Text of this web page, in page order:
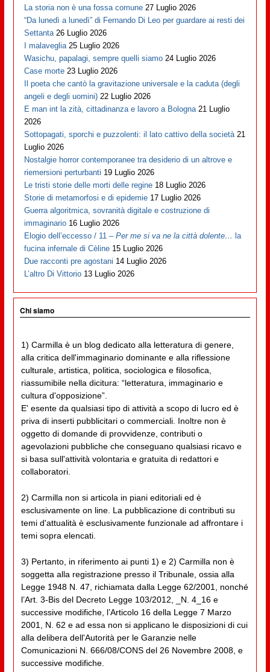
La storia non è una fossa comune 27 Luglio 2026
“Da lunedì a lunedì” di Fernando Di Leo per guardare ai resti dei
Settanta 26 Luglio 2026
I malaveglia 25 Luglio 2026
Wasichu, papalagi, sempre quelli siamo 24 Luglio 2026
Case morte 23 Luglio 2026
Il poeta che cantò la gravitazione universale e la caduta (degli
angeli e degli uomini) 22 Luglio 2026
E man int la zità, cittadinanza e lavoro a Bologna 21 Luglio
2026
Sottopagati, sporchi e puzzolenti: il lato cattivo della società 21
Luglio 2026
Nostalgie horror contemporanee tra desiderio di un altrove e
riemersioni perturbanti 19 Luglio 2026
Le tristi storie delle morti delle regine 18 Luglio 2026
Storie di metamorfosi e di epidemie 17 Luglio 2026
Guerra algoritmica, sovranità digitale e costruzione di
immaginario 16 Luglio 2026
Elogio dell’eccesso / 11 –Per me si va ne la città dolente… la
fucina infernale di Cèline 15 Luglio 2026
Due racconti pre agostani 14 Luglio 2026
L’altro Di Vittorio 13 Luglio 2026
Chi siamo
1) Carmilla è un blog dedicato alla letteratura di genere,
alla critica dell'immaginario dominante e alla riflessione
culturale, artistica, politica, sociologica e filosofica,
riassumibile nella dicitura: “letteratura, immaginario e
cultura d'opposizione”.
E' esente da qualsiasi tipo di attività a scopo di lucro ed è
priva di inserti pubblicitari o commerciali. Inoltre non è
oggetto di domande di provvidenze, contributi o
agevolazioni pubbliche che conseguano qualsiasi ricavo e
si basa sull'attività volontaria e gratuita di redattori e
collaboratori.
2) Carmilla non si articola in piani editoriali ed è
esclusivamente on line. La pubblicazione di contributi su
temi d'attualità è esclusivamente funzionale ad affrontare i
temi sopra elencati.
3) Pertanto, in riferimento ai punti 1) e 2) Carmilla non è
soggetta alla registrazione presso il Tribunale, ossia alla
Legge 1948 N. 47, richiamata dalla Legge 62/2001, nonché
l’Art. 3-Bis del Decreto Legge 103/2012, _N. 4_16 e
successive modifiche, l’Articolo 16 della Legge 7 Marzo
2001, N. 62 e ad essa non si applicano le disposizioni di cui
alla delibera dell'Autorità per le Garanzie nelle
Comunicazioni N. 666/08/CONS del 26 Novembre 2008, e
successive modifiche.